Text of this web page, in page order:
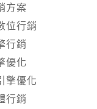
方案
位行銷
行銷
優化
擎優化
行銷